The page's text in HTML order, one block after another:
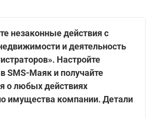
незаконные действия с
и деятельность
Настройте
SMS-Маяк и получайте
о любых действиях
имущества компании. Детали